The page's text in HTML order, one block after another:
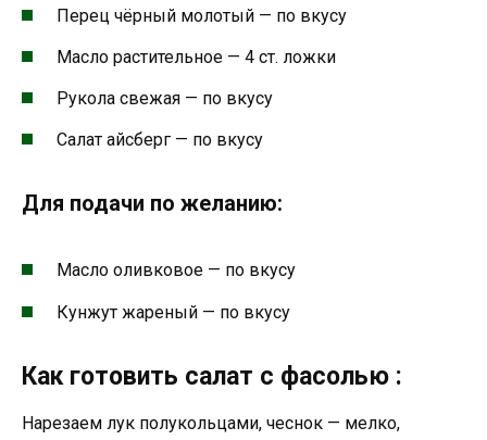
Перец чёрный молотый — по вкусу
Масло растительное — 4 ст. ложки
Рукола свежая — по вкусу
Салат айсберг — по вкусу
Для подачи по желанию:
Масло оливковое — по вкусу
Кунжут жареный — по вкусу
Как готовить салат с фасолью :
Нарезаем лук полукольцами, чеснок — мелко,